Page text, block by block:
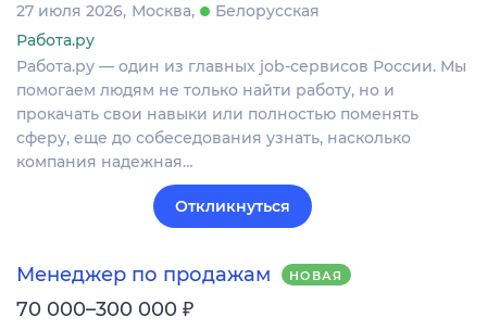
27 июля 2026 Москва
Белорусская
Работа.ру
Работа.ру — один из главных job-сервисов России. Мы
помогаем людям не только найти работу, но и
прокачать свои навыки или полностью поменять
сферу, еще до собеседования узнать, насколько
компания надежная…
Откликнуться
Менеджер по продажам НОВАЯ
70 000–300 000 ₽